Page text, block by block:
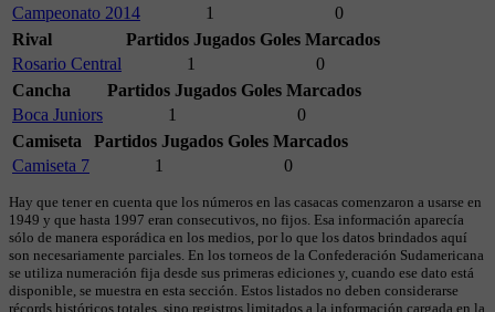
Campeonato 2014
1
0
Rival
Partidos Jugados Goles Marcados
Rosario Central
1
0
Cancha
Partidos Jugados Goles Marcados
Boca Juniors
1
0
Camiseta
Partidos Jugados Goles Marcados
Camiseta 7
1 0
Hay que tener en cuenta que los números en las casacas comenzaron a usarse en
1949 y que hasta 1997 eran consecutivos, no fijos. Esa información aparecía
sólo de manera esporádica en los medios, por lo que los datos brindados aquí
son necesariamente parciales. En los torneos de la Confederación Sudamericana
se utiliza numeración fija desde sus primeras ediciones y, cuando ese dato está
disponible, se muestra en esta sección. Estos listados no deben considerarse
récords históricos totales, sino registros limitados a la información cargada en la